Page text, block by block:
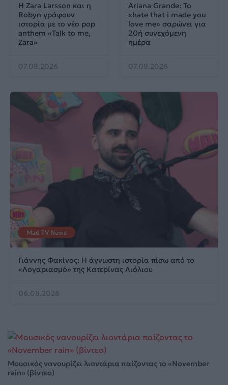
Η Zara Larsson και η
Robyn γράφουν
ιστορία με το νέο pop
anthem «Talk to me,
Zara»
07.08.2026
Ariana Grande: Το
«hate that i made you
love me» σαρώνει για
20ή συνεχόμενη
ημέρα
07.08.2026
Mad TV News
Γιάννης Φακίνος: Η άγνωστη ιστορία πίσω από το
«Λογαριασμό» της Κατερίνας Λιόλιου
06.08.2026
Μουσικός νανουρίζει λιοντάρια παίζοντας το «November
rain» (βίντεο)